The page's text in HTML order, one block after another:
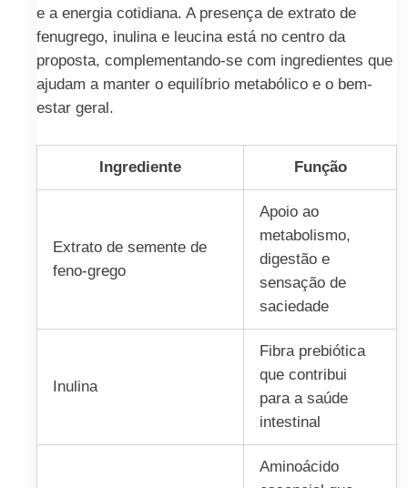
e a energia cotidiana. A presença de extrato de
fenugrego, inulina e leucina está no centro da
proposta, complementando-se com ingredientes que
ajudam a manter o equilíbrio metabólico e o bem-
estar geral.
Ingrediente Função
Extrato de semente de
feno-grego
Apoio ao
metabolismo,
digestão e
sensação de
saciedade
Inulina
Fibra prebiótica
que contribui
para a saúde
intestinal
Aminoácido